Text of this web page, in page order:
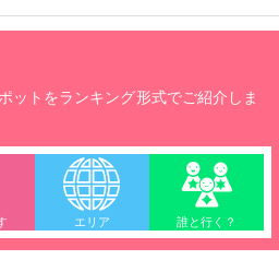
ラックスしてお過ごしいただけます。
ットをランキング形式でご紹介しま
エリア 誰と行く？